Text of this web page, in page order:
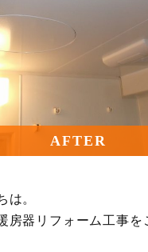
AFTER
は。
房器リフォーム工事を